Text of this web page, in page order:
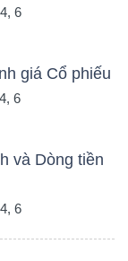
6
giá Cổ phiếu
6
và Dòng tiền
6